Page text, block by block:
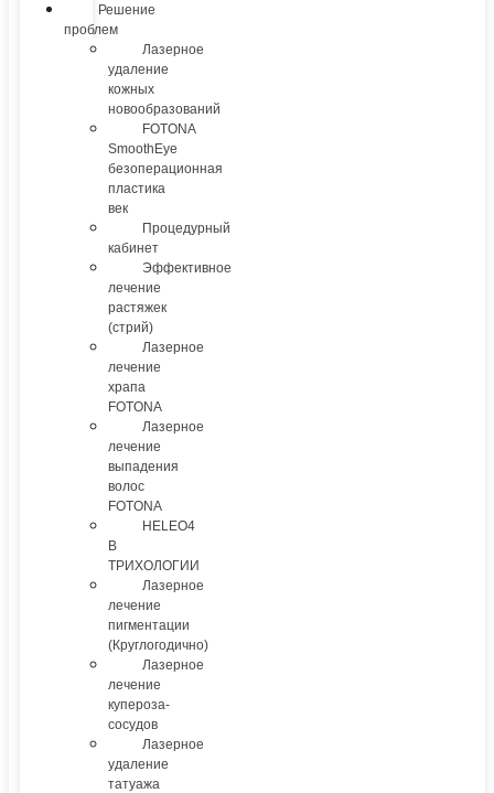
Решение
проблем
Лазерное
удаление
кожных
новообразований
FOTONA
SmoothEye
безоперационная
пластика
век
Процедурный
кабинет
Эффективное
лечение
растяжек
(стрий)
Лазерное
лечение
храпа
FOTONA
Лазерное
лечение
выпадения
волос
FOTONA
HELEO4
В
ТРИХОЛОГИИ
Лазерное
лечение
пигментации
(Круглогодично)
Лазерное
лечение
купероза-
сосудов
Лазерное
удаление
татуажа